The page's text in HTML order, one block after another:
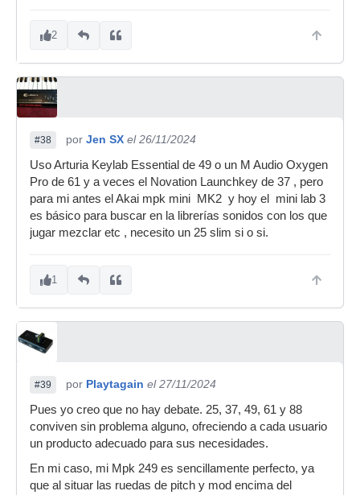
2
#38 por Jen SX el 26/11/2024
Uso Arturia Keylab Essential de 49 o un M Audio Oxygen
Pro de 61 y a veces el Novation Launchkey de 37 , pero
para mi antes el Akai mpk mini MK2 y hoy el mini lab 3
es básico para buscar en la librerías sonidos con los que
jugar mezclar etc , necesito un 25 slim si o si.
1
#39 por Playtagain el 27/11/2024
Pues yo creo que no hay debate. 25, 37, 49, 61 y 88
conviven sin problema alguno, ofreciendo a cada usuario
un producto adecuado para sus necesidades.
En mi caso, mi Mpk 249 es sencillamente perfecto, ya
que al situar las ruedas de pitch y mod encima del